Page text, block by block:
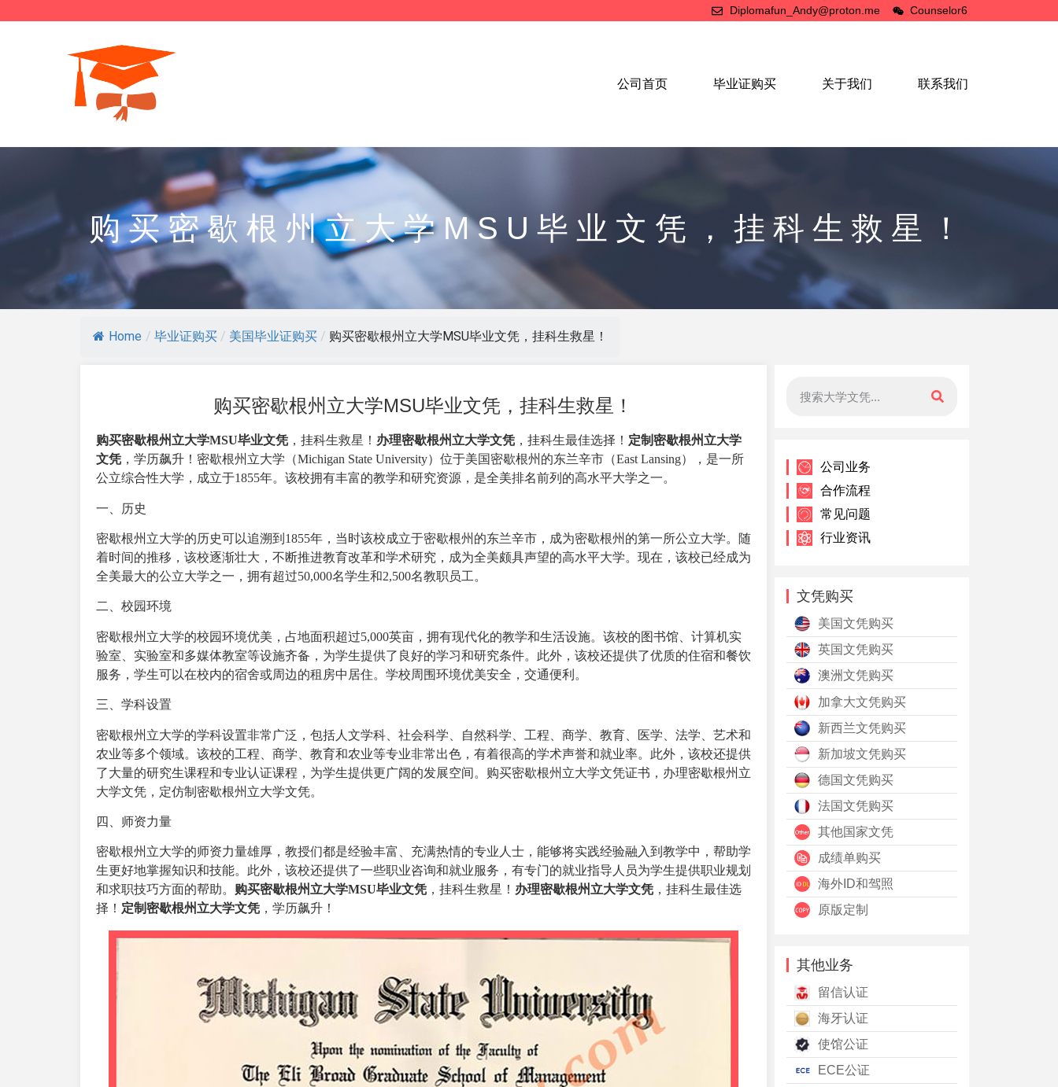
Diplomafun_Andy@proton.me Counselor6
公司首页 毕业证购买 关于我们 联系我们
购买密歇根州立大学MSU毕业文凭，挂科生救星！
Home / 毕业证购买 / 美国毕业证购买 / 购买密歇根州立大学MSU毕业文凭，挂科生救星！
购买密歇根州立大学MSU毕业文凭，挂科生救星！
购买密歇根州立大学MSU毕业文凭 ，挂科生救星！ 办理密歇根州立大学文凭 ，挂科生最佳选择！ 定制密歇根州立大学
文凭 ，学历飙升！密歇根州立大学（Michigan State University）位于美国密歇根州的东兰辛市（East Lansing），是一所
公立综合性大学，成立于1855年。该校拥有丰富的教学和研究资源，是全美排名前列的高水平大学之一。
一、历史
密歇根州立大学的历史可以追溯到1855年，当时该校成立于密歇根州的东兰辛市，成为密歇根州的第一所公立大学。随
着时间的推移，该校逐渐壮大，不断推进教育改革和学术研究，成为全美颇具声望的高水平大学。现在，该校已经成为
全美最大的公立大学之一，拥有超过50,000名学生和2,500名教职员工。
二、校园环境
密歇根州立大学的校园环境优美，占地面积超过5,000英亩，拥有现代化的教学和生活设施。该校的图书馆、计算机实
验室、实验室和多媒体教室等设施齐备，为学生提供了良好的学习和研究条件。此外，该校还提供了优质的住宿和餐饮
服务，学生可以在校内的宿舍或周边的租房中居住。学校周围环境优美安全，交通便利。
三、学科设置
密歇根州立大学的学科设置非常广泛，包括人文学科、社会科学、自然科学、工程、商学、教育、医学、法学、艺术和
农业等多个领域。该校的工程、商学、教育和农业等专业非常出色，有着很高的学术声誉和就业率。此外，该校还提供
了大量的研究生课程和专业认证课程，为学生提供更广阔的发展空间。购买密歇根州立大学文凭证书，办理密歇根州立
大学文凭，定仿制密歇根州立大学文凭。
四、师资力量
密歇根州立大学的师资力量雄厚，教授们都是经验丰富、充满热情的专业人士，能够将实践经验融入到教学中，帮助学
生更好地掌握知识和技能。此外，该校还提供了一些职业咨询和就业服务，有专门的就业指导人员为学生提供职业规划
和求职技巧方面的帮助。 购买密歇根州立大学MSU毕业文凭 ，挂科生救星！ 办理密歇根州立大学文凭 ，挂科生最佳选
择！ 定制密歇根州立大学文凭 ，学历飙升！
公司业务
合作流程
常见问题
行业资讯
文凭购买
美国文凭购买
英国文凭购买
澳洲文凭购买
加拿大文凭购买
新西兰文凭购买
新加坡文凭购买
德国文凭购买
法国文凭购买
其他国家文凭
成绩单购买
海外ID和驾照
原版定制
其他业务
留信认证
海牙认证
使馆公证
ECE公证